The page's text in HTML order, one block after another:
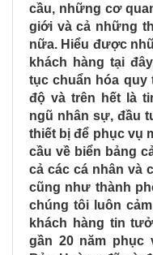
cầu, những cơ
giới và cả những
nữa. Hiểu được
khách hàng tại
tục chuẩn hóa quy
độ và trên hết là
ngũ nhân sự, đầu
thiết bị để phục vụ
cầu về biển bảng
cả các cá nhân và
cũng như thành
chúng tôi luôn
khách hàng tin
gần 20 năm phục